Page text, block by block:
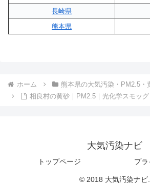
長崎県
熊本県
ホーム
熊本県の大気汚染・PM2.5・
相良村の黄砂｜PM2.5｜光化学スモッグ
大気汚染ナビ
トップページ プ
© 2018 大気汚染ナビ.